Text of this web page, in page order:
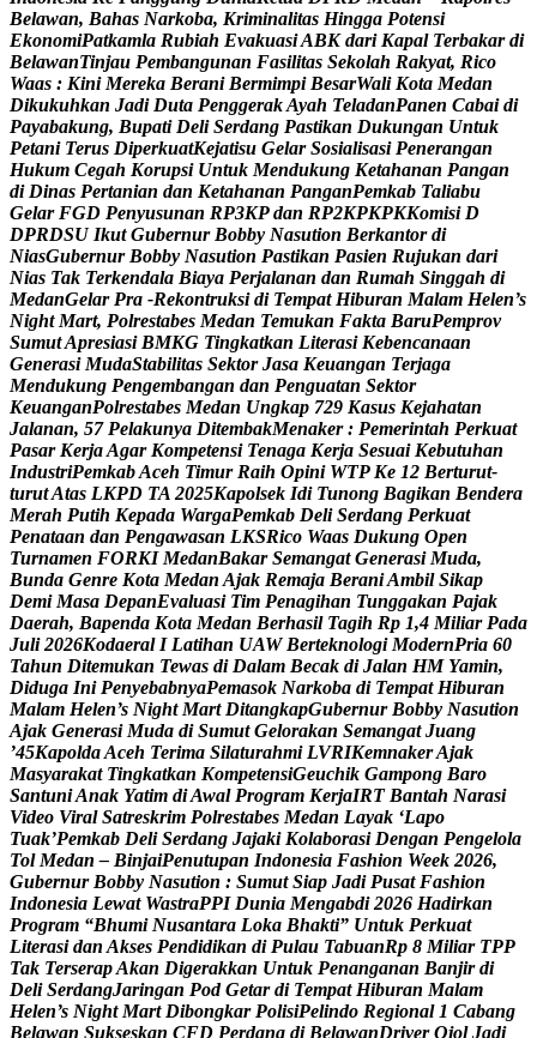
Belawan, Bahas Narkoba, Kriminalitas Hingga Potensi
EkonomiPatkamla Rubiah EvakuasiABK dari Kapal Terbakar di
BelawanTinjau Pembangunan Fasilitas Sekolah Rakyat, Rico
Waas : Kini Mereka Berani Bermimpi BesarWali Kota Medan
Dikukuhkan Jadi Duta PenggerakAyah TeladanPanen Cabai di
Payabakung, Bupati Deli Serdang Pastikan Dukungan Untuk
Petani Terus DiperkuatKejatisu Gelar Sosialisasi Penerangan
Hukum Cegah Korupsi Untuk Mendukung Ketahanan Pangan
di Dinas Pertanian dan Ketahanan PanganPemkab Taliabu
Gelar FGD Penyusunan RP3KP dan RP2KPKPKKomisi D
DPRDSU Ikut Gubernur Bobby Nasution Berkantor di
NiasGubernur Bobby Nasution Pastikan Pasien Rujukan dari
Nias Tak Terkendala Biaya Perjalanan dan Rumah Singgah di
MedanGelar Pra -Rekontruksi di Tempat Hiburan Malam Helen’s
Night Mart, Polrestabes Medan Temukan Fakta BaruPemprov
SumutApresiasi BMKG Tingkatkan Literasi Kebencanaan
Generasi MudaStabilitas Sektor Jasa Keuangan Terjaga
Mendukung Pengembangan dan Penguatan Sektor
KeuanganPolrestabes Medan Ungkap 729 Kasus Kejahatan
Jalanan, 57 Pelakunya DitembakMenaker : Pemerintah Perkuat
Pasar KerjaAgar Kompetensi Tenaga Kerja Sesuai Kebutuhan
IndustriPemkabAceh Timur Raih Opini WTP Ke 12 Berturut-
turutAtas LKPD TA 2025Kapolsek Idi Tunong Bagikan Bendera
Merah Putih Kepada WargaPemkab Deli Serdang Perkuat
Penataan dan Pengawasan LKSRico Waas Dukung Open
Turnamen FORKI MedanBakar Semangat Generasi Muda,
Bunda Genre Kota Medan Ajak Remaja BeraniAmbil Sikap
Demi Masa DepanEvaluasi Tim Penagihan Tunggakan Pajak
Daerah, Bapenda Kota Medan Berhasil Tagih Rp 1,4 Miliar Pada
Juli 2026Kodaeral I Latihan UAW Berteknologi ModernPria 60
Tahun Ditemukan Tewas di Dalam Becak di Jalan HM Yamin,
Diduga Ini PenyebabnyaPemasok Narkoba di Tempat Hiburan
Malam Helen’s Night Mart DitangkapGubernur Bobby Nasution
Ajak Generasi Muda di Sumut Gelorakan Semangat Juang
’45KapoldaAceh Terima Silaturahmi LVRIKemnakerAjak
Masyarakat Tingkatkan KompetensiGeuchik Gampong Baro
SantuniAnak Yatim diAwal Program KerjaIRT Bantah Narasi
Video Viral Satreskrim Polrestabes Medan Layak ‘Lapo
Tuak’Pemkab Deli Serdang Jajaki Kolaborasi Dengan Pengelola
Tol Medan – BinjaiPenutupan Indonesia Fashion Week 2026,
Gubernur Bobby Nasution : Sumut Siap Jadi Pusat Fashion
Indonesia Lewat WastraPPI Dunia Mengabdi 2026 Hadirkan
Program “Bhumi Nusantara Loka Bhakti” Untuk Perkuat
Literasi dan Akses Pendidikan di Pulau TabuanRp 8 Miliar TPP
Tak TerserapAkan Digerakkan Untuk Penanganan Banjir di
Deli SerdangJaringan Pod Getar di Tempat Hiburan Malam
Helen’s Night Mart Dibongkar PolisiPelindo Regional 1 Cabang
Belawan Sukseskan CFD Perdana di BelawanDriver Ojol Jadi